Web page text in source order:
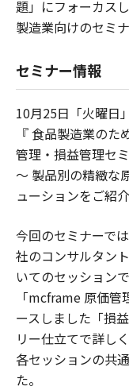
題」にフォーカス
製造業向けのセミ
セミナー情報
10月25日「火曜日
『 食品製造業の
管理・損益管理セミ
～ 製品別の精緻な
ューションをご紹
今回のセミナーで
社のコンサルタン
いてのセッション
「mcframe 原価
ースしました「損
リー仕立てで詳し
各セッションの共
た。